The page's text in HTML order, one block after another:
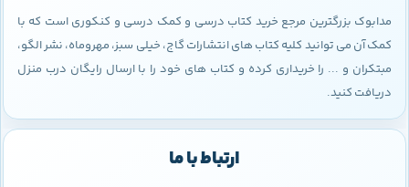
مدابوک بزرگترین مرجع خرید کتاب درسی و کمک درسی و کنکوری است که با
کمک آن می توانید کلیه کتاب های انتشارات گاج، خیلی سبز، مهروماه، نشر الگو،
مبتکران و ... را خریداری کرده و کتاب های خود را با ارسال رایگان درب منزل
دریافت کنید.
ارتباط با ما